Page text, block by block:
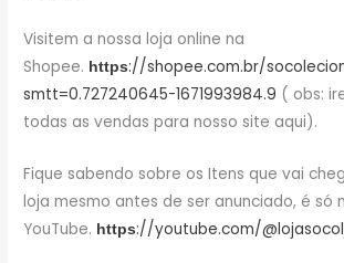
Visitem a nossa loja online na
Shopee. https://shopee.com.br/
smtt=0.727240645-1671993984.9 ( obs:
todas as vendas para nosso site aqui).
Fique sabendo sobre os Itens que vai
loja mesmo antes de ser anunciado, é só
YouTube. https://youtube.com/